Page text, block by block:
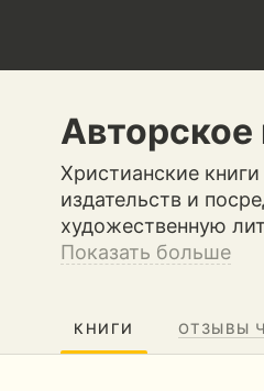
Авторское
Христианские
издательств и
художественную
Показать больше
КНИГИ ОТЗЫВЫ